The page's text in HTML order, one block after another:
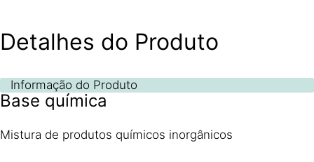
Detalhes do Produto
Informação do Produto
Base química
Mistura de produtos químicos inorgânicos